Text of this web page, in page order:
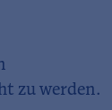
zu werden.